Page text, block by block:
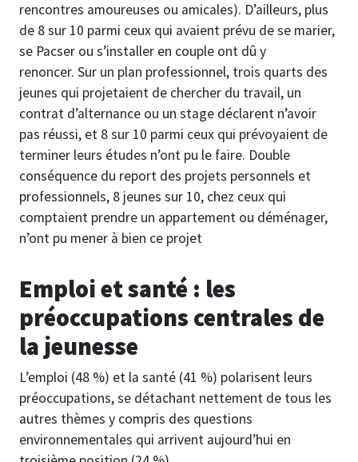
rencontres amoureuses ou amicales). D’ailleurs, plus
de 8 sur 10 parmi ceux qui avaient prévu de se marier,
se Pacser ou s’installer en couple ont dû y
renoncer. Sur un plan professionnel, trois quarts des
jeunes qui projetaient de chercher du travail, un
contrat d’alternance ou un stage déclarent n’avoir
pas réussi, et 8 sur 10 parmi ceux qui prévoyaient de
terminer leurs études n’ont pu le faire. Double
conséquence du report des projets personnels et
professionnels, 8 jeunes sur 10, chez ceux qui
comptaient prendre un appartement ou déménager,
n’ont pu mener à bien ce projet
Emploi et santé : les
préoccupations centrales de
la jeunesse
L’emploi (48 %) et la santé (41 %) polarisent leurs
préoccupations, se détachant nettement de tous les
autres thèmes y compris des questions
environnementales qui arrivent aujourd’hui en